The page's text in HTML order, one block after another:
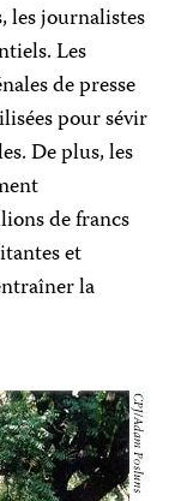
les journalistes
Les
de presse
pour sévir
De plus, les
de francs
et
la